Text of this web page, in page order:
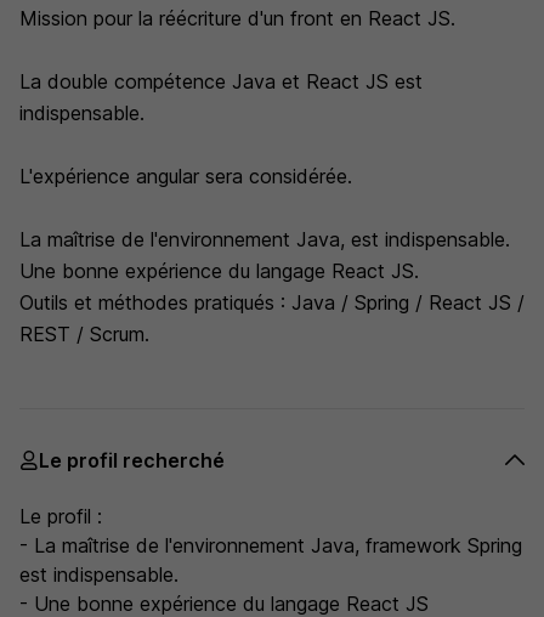
Mission pour la réécriture d'un front en React JS.
La double compétence Java et React JS est
indispensable.
L'expérience angular sera considérée.
La maîtrise de l'environnement Java, est indispensable.
Une bonne expérience du langage React JS.
Outils et méthodes pratiqués : Java / Spring / React JS /
REST / Scrum.
Le profil recherché
Le profil :
- La maîtrise de l'environnement Java, framework Spring
est indispensable.
- Une bonne expérience du langage React JS